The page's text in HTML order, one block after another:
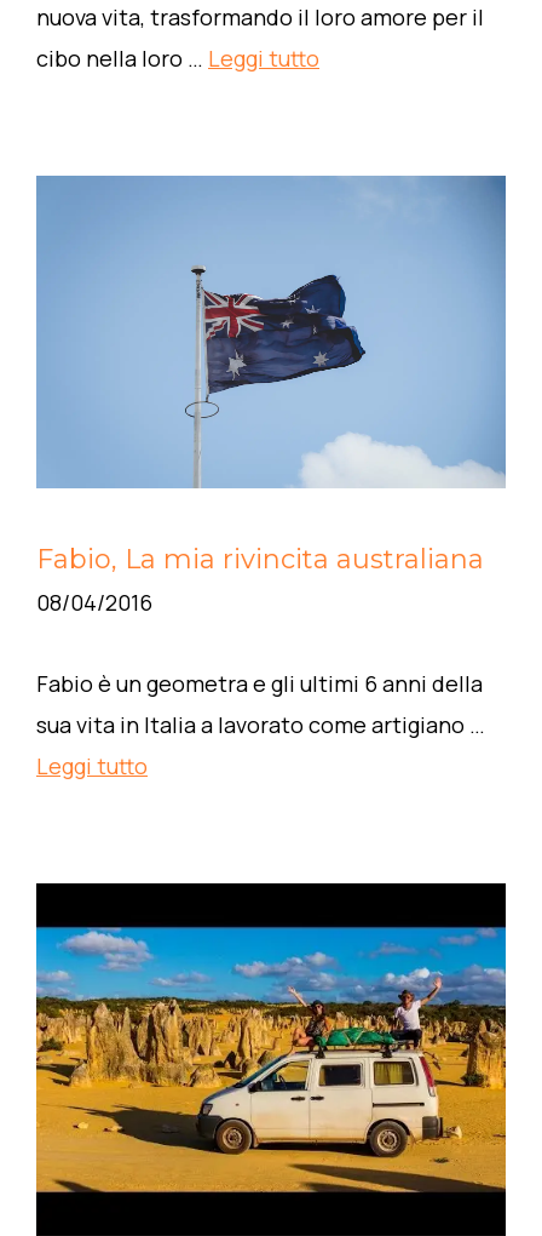
nuova vita, trasformando il loro amore per il
cibo nella loro … Leggi tutto
Fabio, La mia rivincita australiana
08/04/2016
Fabio è un geometra e gli ultimi 6 anni della
sua vita in Italia a lavorato come artigiano …
Leggi tutto